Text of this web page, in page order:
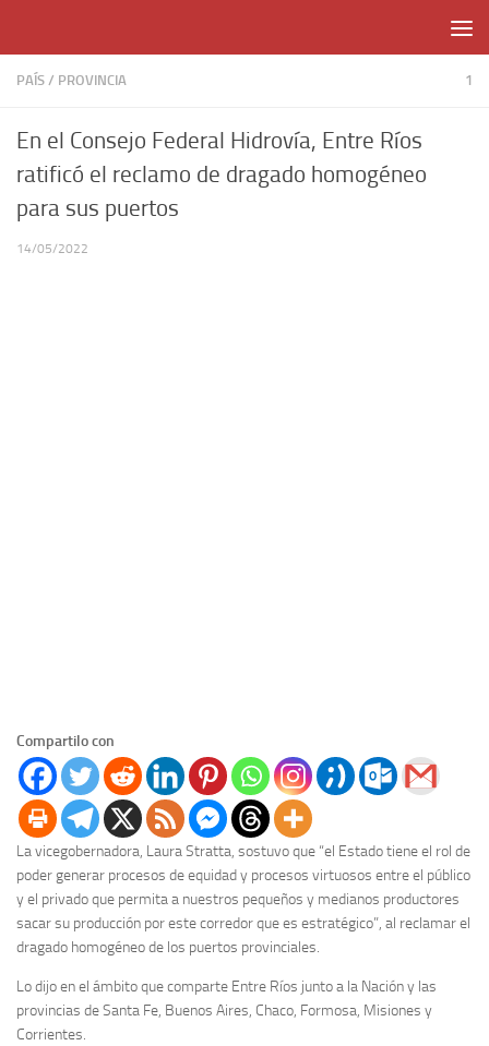
PAÍS / PROVINCIA 1
En el Consejo Federal Hidrovía, Entre Ríos
ratificó el reclamo de dragado homogéneo
para sus puertos
14/05/2022
Compartilo con
La vicegobernadora, Laura Stratta, sostuvo que “el Estado tiene el rol de
poder generar procesos de equidad y procesos virtuosos entre el público
y el privado que permita a nuestros pequeños y medianos productores
sacar su producción por este corredor que es estratégico”, al reclamar el
dragado homogéneo de los puertos provinciales.
Lo dijo en el ámbito que comparte Entre Ríos junto a la Nación y las
provincias de Santa Fe, Buenos Aires, Chaco, Formosa, Misiones y
Corrientes.